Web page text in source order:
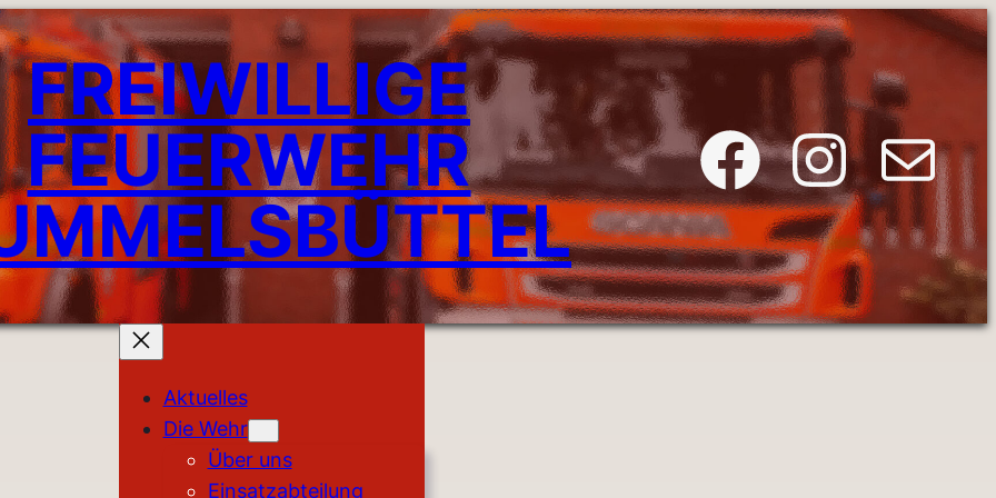
FREIWILLIGE
FEUERWEHR
Facebook Instagram E-Mail
Aktuelles
Die Wehr
Über uns
Einsatzabteilung